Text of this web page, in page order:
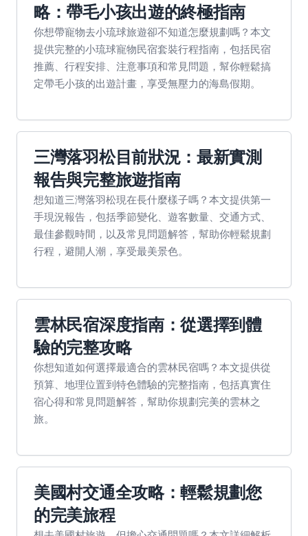
略：帶毛小孩出遊的終極指南
你想帶寵物去小琉球旅遊卻不知道怎麼規劃嗎？本文
提供完整的小琉球寵物民宿套裝行程指南，包括民宿
推薦、行程安排、注意事項和常見問題，幫你輕鬆搞
定帶毛小孩的出遊計畫，享受無壓力的海島假期。
三灣落羽松目前狀況：最新實測
報告與完整旅遊指南
想知道三灣落羽松現在長什麼樣子嗎？本文提供第一
手現況報告，包括季節變化、遊客數量、交通方式、
最佳參觀時間，以及常見問題解答，幫助你輕鬆規劃
行程，避開人潮，享受最美景色。
雲林民宿深度指南：從選擇到體
驗的完整攻略
你想知道如何選擇最適合的雲林民宿嗎？本文提供從
預算、地理位置到特色體驗的完整指南，包括真實住
宿心得和常見問題解答，幫助你規劃完美的雲林之
旅。
美國村交通全攻略：輕鬆規劃您
的完美旅程